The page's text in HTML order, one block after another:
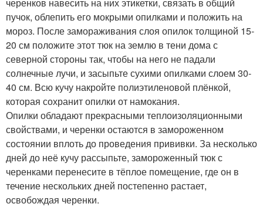
пучок, облепить его мокрыми опилками и положить на
мороз. После замораживания слоя опилок толщиной 15-
20 см положите этот тюк на землю в тени дома с
северной стороны так, чтобы на него не падали
солнечные лучи, и засыпьте сухими опилками слоем 30-
40 см. Всю кучу накройте полиэтиленовой плёнкой,
которая сохранит опилки от намокания.
Опилки обладают прекрасными теплоизоляционными
свойствами, и черенки остаются в замороженном
состоянии вплоть до проведения прививки. За несколько
дней до неё кучу рассыпьте, замороженный тюк с
черенками перенесите в тёплое помещение, где он в
течение нескольких дней постепенно растает,
освобождая черенки.